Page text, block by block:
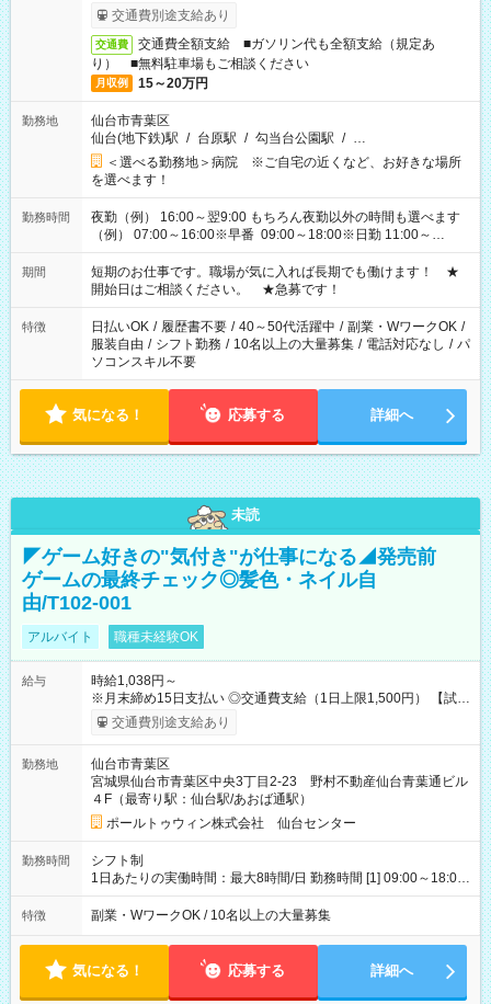
交通費別途支給あり
交通費
交通費全額支給 ■ガソリン代も全額支給（規定あ
り） ■無料駐車場もご相談ください
月収例 15～20万円
勤務地
仙台市青葉区
仙台(地下鉄)駅 / 台原駅 / 勾当台公園駅 / …
＜選べる勤務地＞病院 ※ご自宅の近くなど、お好きな場所
を選べます！
勤務時間
夜勤（例） 16:00～翌9:00 もちろん夜勤以外の時間も選べます
（例） 07:00～16:00※早番 09:00～18:00※日勤 11:00～
20:00※遅番 ※時間は、固定・選べる施設もあるので、ご希望が
あれば調整できます！ ※シフト制。勤務地により実働時間が異
なります。★家庭の都合でお休みが必要な場合も遠慮なくご相
談ください。
期間
短期のお仕事です。職場が気に入れば長期でも働けます！ ★
開始日はご相談ください。 ★急募です！
特徴 日払いOK / 履歴書不要 / 40～50代活躍中 / 副業・WワークOK /
服装自由 / シフト勤務 / 10名以上の大量募集 / 電話対応なし / パ
ソコンスキル不要
気になる！ 応募する 詳細へ
未読
◤ゲーム好きの"気付き"が仕事になる◢発売前
ゲームの最終チェック◎髪色・ネイル自
由/T102-001
アルバイト 職種未経験OK
給与
時給1,038円～
※月末締め15日支払い ◎交通費支給（1日上限1,500円） 【試用
期間】試用期間なし
交通費別途支給あり
勤務地
仙台市青葉区
宮城県仙台市青葉区中央3丁目2-23 野村不動産仙台青葉通ビル
４F（最寄り駅：仙台駅/あおば通駅）
ポールトゥウィン株式会社 仙台センター
勤務時間
シフト制
1日あたりの実働時間：最大8時間/日 勤務時間 [1] 09:00～18:00
[2] 10:00～19:00 [3] 10:30～19:30 最低勤務日数(週)：2日 【シ
フトの決め方】 シフトサイクル：1ヶ月 シフト提出期限：シフ
・昼休憩1時間、その他小休憩あり
特徴 副業・WワークOK / 10名以上の大量募集
気になる！ 応募する 詳細へ